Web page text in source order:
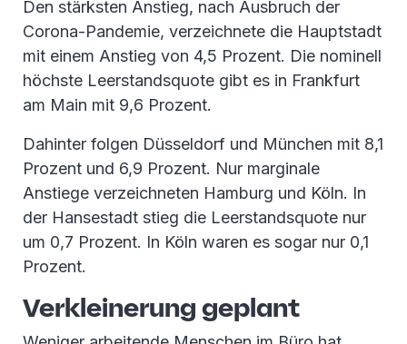
Den stärksten Anstieg, nach Ausbruch der
Corona-Pandemie, verzeichnete die Hauptstadt
mit einem Anstieg von 4,5 Prozent. Die nominell
höchste Leerstandsquote gibt es in Frankfurt
am Main mit 9,6 Prozent.
Dahinter folgen Düsseldorf und München mit 8,1
Prozent und 6,9 Prozent. Nur marginale
Anstiege verzeichneten Hamburg und Köln. In
der Hansestadt stieg die Leerstandsquote nur
um 0,7 Prozent. In Köln waren es sogar nur 0,1
Prozent.
Verkleinerung geplant